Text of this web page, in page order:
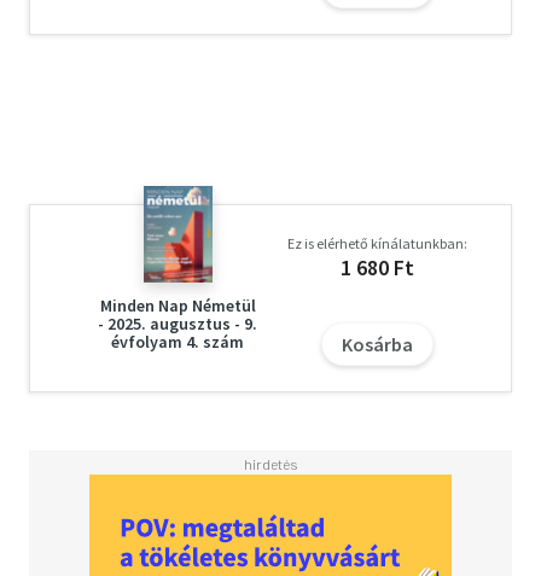
Minden Nap Németül
- 2025. augusztus - 9.
évfolyam 4. szám
Ez is elérhető kínálatunkban:
1 680 Ft
Kosárba